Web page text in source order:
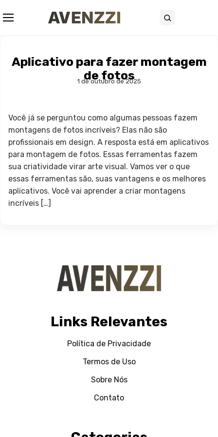
Buscar
Aplicativo para fazer montagem
de fotos
1 de outubro de 2025
Você já se perguntou como algumas pessoas fazem
montagens de fotos incríveis? Elas não são
profissionais em design. A resposta está em aplicativos
para montagem de fotos. Essas ferramentas fazem
sua criatividade virar arte visual. Vamos ver o que
essas ferramentas são, suas vantagens e os melhores
aplicativos. Você vai aprender a criar montagens
incríveis […]
Links Relevantes
Política de Privacidade
Termos de Uso
Sobre Nós
Contato